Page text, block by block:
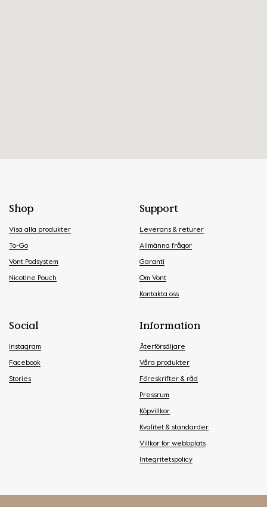
Shop
Visa alla produkter
To-Go
Vont Podsystem
Nicotine Pouch
Support
Leverans & returer
Allmänna frågor
Garanti
Om Vont
Kontakta oss
Social
Instagram
Facebook
Stories
Information
Återförsäljare
Våra produkter
Föreskrifter & råd
Pressrum
Köpvillkor
Kvalitet & standarder
Villkor för webbplats
Integritetspolicy